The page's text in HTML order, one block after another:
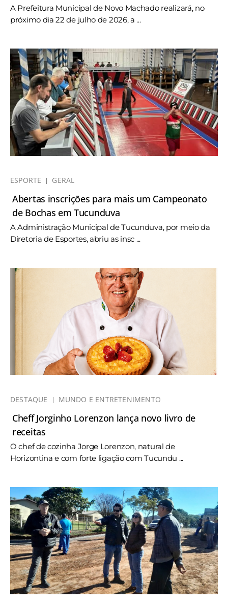
A Prefeitura Municipal de Novo Machado realizará, no
próximo dia 22 de julho de 2026, a ...
ESPORTE GERAL
Abertas inscrições para mais um Campeonato
de Bochas em Tucunduva
A Administração Municipal de Tucunduva, por meio da
Diretoria de Esportes, abriu as insc ...
DESTAQUE MUNDO E ENTRETENIMENTO
Cheff Jorginho Lorenzon lança novo livro de
receitas
O chef de cozinha Jorge Lorenzon, natural de
Horizontina e com forte ligação com Tucundu ...